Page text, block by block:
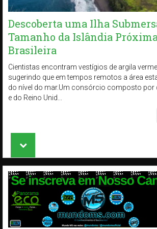
Descoberta uma Ilha
Tamanho da Islândia
Brasileira
Cientistas encontram vestígios de argila
sugerindo que em tempos remotos a área
do nível do mar.Um consórcio composto por
e do Reino Unid...